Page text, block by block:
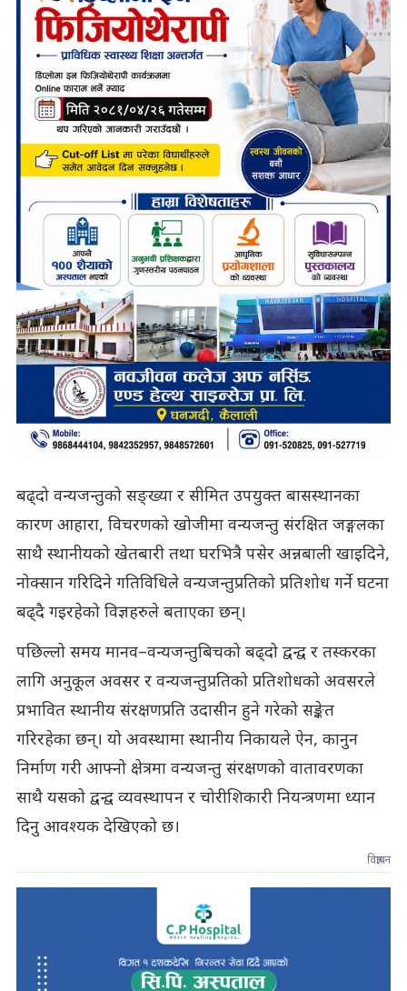
बढ्दो वन्यजन्तुको सङ्ख्या र सीमित उपयुक्त बासस्थानका
कारण आहारा, विचरणको खोजीमा वन्यजन्तु संरक्षित जङ्गलका
साथै स्थानीयको खेतबारी तथा घरभित्रै पसेर अन्नबाली खाइदिने,
नोक्सान गरिदिने गतिविधिले वन्यजन्तुप्रतिको प्रतिशोध गर्ने घटना
बढ्दै गइरहेको विज्ञहरुले बताएका छन्।
पछिल्लो समय मानव–वन्यजन्तुबिचको बढ्दो द्वन्द्व र तस्करका
लागि अनुकूल अवसर र वन्यजन्तुप्रतिको प्रतिशोधको अवसरले
प्रभावित स्थानीय संरक्षणप्रति उदासीन हुने गरेको सङ्केत
गरिरहेका छन्। यो अवस्थामा स्थानीय निकायले ऐन, कानुन
निर्माण गरी आफ्नो क्षेत्रमा वन्यजन्तु संरक्षणको वातावरणका
साथै यसको द्वन्द्व व्यवस्थापन र चोरीशिकारी नियन्त्रणमा ध्यान
दिनु आवश्यक देखिएको छ।
विज्ञापन